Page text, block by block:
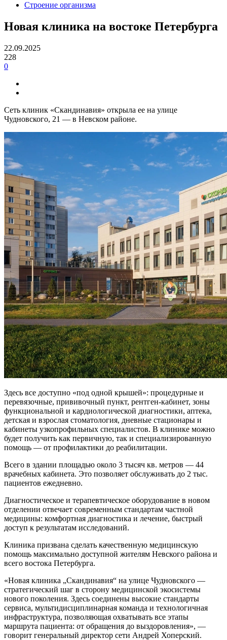
Строение организма
Новая клиника на востоке Петербурга
22.09.2025
228
0
Сеть клиник «Скандинавия» открыла ее на улице
Чудновского, 21 — в Невском районе.
Здесь все доступно «под одной крышей»: процедурные и
перевязочные, прививочный пункт, рентген-кабинет, зоны
функциональной и кардиологической диагностики, аптека,
детская и взрослая стоматология, дневные стационары и
кабинеты узкопрофильных специалистов. В клинике можно
будет получить как первичную, так и специализированную
помощь — от профилактики до реабилитации.
Всего в здании площадью около 3 тысяч кв. метров — 44
врачебных кабинета. Это позволяет обслуживать до 2 тыс.
пациентов ежедневно.
Диагностическое и терапевтическое оборудование в новом
отделении отвечает современным стандартам частной
медицины: комфортная диагностика и лечение, быстрый
доступ к результатам исследований.
Клиника призвана сделать качественную медицинскую
помощь максимально доступной жителям Невского района и
всего востока Петербурга.
«Новая клиника „Скандинавия“ на улице Чудновского —
стратегический шаг в сторону медицинской экосистемы
нового поколения. Здесь соединены высокие стандарты
сервиса, мультидисциплинарная команда и технологичная
инфраструктура, позволяющая охватывать все этапы
маршрута пациента: от обращения до выздоровления», —
говорит генеральный директор сети Андрей Хоперский.